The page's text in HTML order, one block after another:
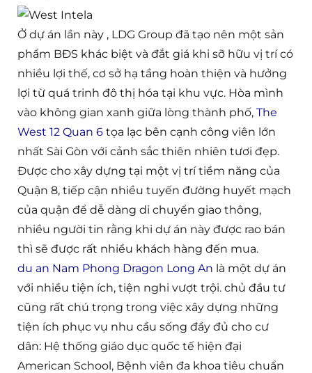
Ở dự án lần này , LDG Group đã tạo nên một sản
phẩm BĐS khác biệt và đắt giá khi sỡ hữu vị trí có
nhiều lợi thế, cơ sở hạ tầng hoàn thiện và hưởng
lợi từ quá trinh đô thị hóa tại khu vực. Hòa mình
vào không gian xanh giữa lòng thành phố, The
West 12 Quan 6 tọa lạc bên cạnh công viên lớn
nhất Sài Gòn với cảnh sắc thiên nhiên tươi đẹp.
Được cho xây dựng tại một vị trí tiềm năng của
Quận 8, tiếp cận nhiều tuyến đường huyết mạch
của quận để dễ dàng di chuyển giao thông,
nhiều người tin rằng khi dự án này được rao bán
thì sẽ được rất nhiều khách hàng đến mua.
du an Nam Phong Dragon Long An là một dự án
với nhiều tiện ích, tiện nghi vượt trội. chủ đầu tư
cũng rất chú trọng trong việc xây dựng những
tiện ích phục vụ nhu cầu sống đầy đủ cho cư
dân: Hệ thống giáo dục quốc tế hiện đại
American School, Bệnh viên đa khoa tiêu chuẩn